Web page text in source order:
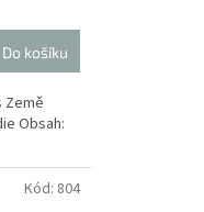
Do košíku
Země
Obsah:
Kód: 804